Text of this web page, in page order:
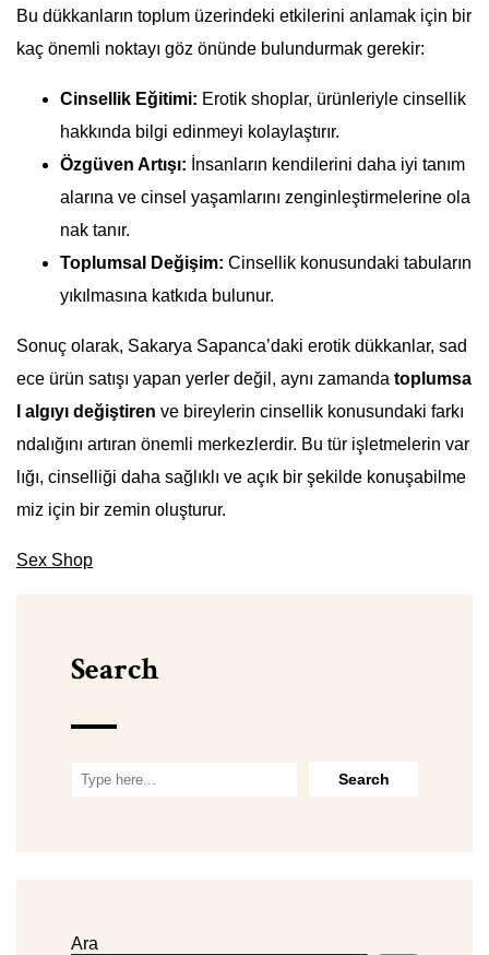
Bu dükkanların toplum üzerindeki etkilerini anlamak için bir
kaç önemli noktayı göz önünde bulundurmak gerekir:
Cinsellik Eğitimi: Erotik shoplar, ürünleriyle cinsellik
hakkında bilgi edinmeyi kolaylaştırır.
Özgüven Artışı: İnsanların kendilerini daha iyi tanım
alarına ve cinsel yaşamlarını zenginleştirmelerine ola
nak tanır.
Toplumsal Değişim: Cinsellik konusundaki tabuların
yıkılmasına katkıda bulunur.
Sonuç olarak, Sakarya Sapanca’daki erotik dükkanlar, sad
ece ürün satışı yapan yerler değil, aynı zamanda toplumsa
l algıyı değiştiren ve bireylerin cinsellik konusundaki farkı
ndalığını artıran önemli merkezlerdir. Bu tür işletmelerin var
lığı, cinselliği daha sağlıklı ve açık bir şekilde konuşabilme
miz için bir zemin oluşturur.
Sex Shop
Search
Ara